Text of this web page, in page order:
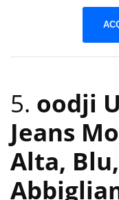
5. oodji
Jeans
Alta,